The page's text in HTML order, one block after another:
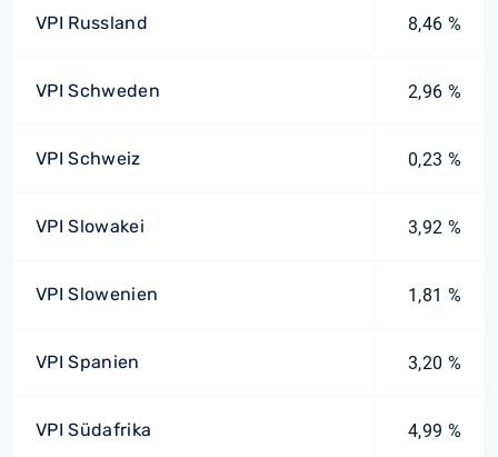
VPI Russland 8,46 %
VPI Schweden 2,96 %
VPI Schweiz 0,23 %
VPI Slowakei 3,92 %
VPI Slowenien 1,81 %
VPI Spanien 3,20 %
VPI Südafrika 4,99 %